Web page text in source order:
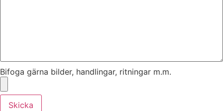
Bifoga gärna bilder, handlingar, ritningar m.m.
Skicka